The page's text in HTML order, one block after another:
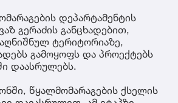
დეპარტამენტის
გერაძის განცხადებით,
აღნიშნულ ტერიტორიაზე,
გამოყოფს და პროექტებს
დაასრულებს.
წყალმომარაგების ქსელის